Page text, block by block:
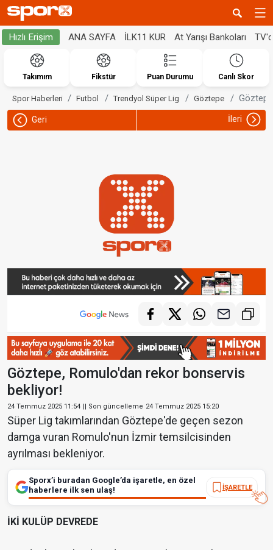
Hızlı Erişim ANA SAYFA İLK11 KUR At Yarışı Bankoları
Takımım Fikstür Puan Durumu Canlı Skor
Spor Haberleri Futbol Trendyol Süper Lig Göztepe
Geri İleri
Göztepe, Romulo'dan rekor bonservis
bekliyor!
24 Temmuz 2025 11:54 || Son güncelleme 24 Temmuz 2025 15:20
Süper Lig takımlarından Göztepe'de geçen sezon
damga vuran Romulo'nun İzmir temsilcisinden
ayrılması bekleniyor.
Sporx’i buradan Google’da işaretle, en özel
haberlere ilk sen ulaş!
İŞARETLE
İKİ KULÜP DEVREDE